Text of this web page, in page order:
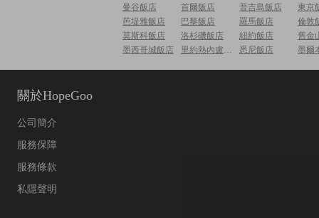
曼谷飯店 首爾飯店 普吉島飯店
東京
芭堤雅飯店
巴黎飯店 羅馬飯店
倫敦
莫斯科飯店
洛杉磯飯店 紐約飯店
舊金
墨西哥城飯店
里約熱內盧飯店 悉尼飯店 墨爾
關於HopeGoo
公司簡介
服務保障
服務條款
私隱聲明